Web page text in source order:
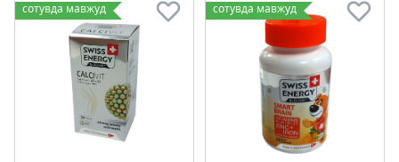
сотувда мавжуд сотувда мавжуд